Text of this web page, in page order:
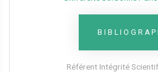
Référent Intégrité